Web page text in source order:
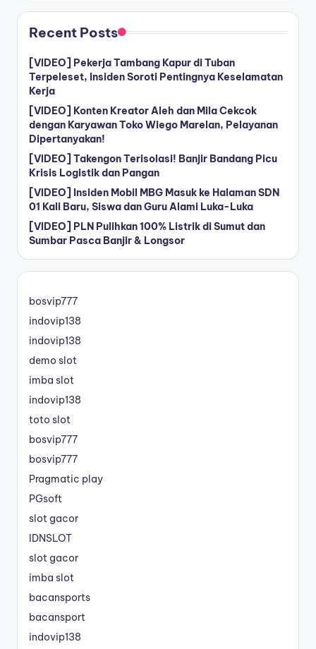
Recent Posts
[VIDEO] Pekerja Tambang Kapur di Tuban
Terpeleset, Insiden Soroti Pentingnya Keselamatan
Kerja
[VIDEO] Konten Kreator Aleh dan Mila Cekcok
dengan Karyawan Toko Wiego Marelan, Pelayanan
Dipertanyakan!
[VIDEO] Takengon Terisolasi! Banjir Bandang Picu
Krisis Logistik dan Pangan
[VIDEO] Insiden Mobil MBG Masuk ke Halaman SDN
01 Kali Baru, Siswa dan Guru Alami Luka-Luka
[VIDEO] PLN Pulihkan 100% Listrik di Sumut dan
Sumbar Pasca Banjir & Longsor
bosvip777
indovip138
indovip138
demo slot
imba slot
indovip138
toto slot
bosvip777
bosvip777
Pragmatic play
PGsoft
slot gacor
IDNSLOT
slot gacor
imba slot
bacansports
bacansport
indovip138